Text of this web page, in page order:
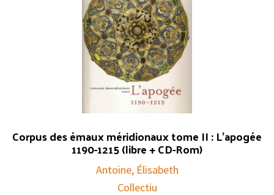
Corpus des émaux méridionaux tome II : L’apogée
1190-1215 (libre + CD-Rom)
Antoine, Élisabeth
Collectiu